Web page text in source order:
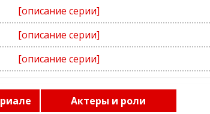
[описание серии]
[описание серии]
[описание серии]
Актеры и роли